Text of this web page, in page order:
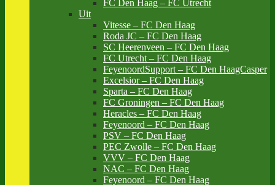
FC Den Haag – FC Utrecht
Uit
Vitesse – FC Den Haag
Roda JC – FC Den Haag
SC Heerenveen – FC Den Haag
FC Utrecht – FC Den Haag
FeyenoordSupport – FC Den HaagCasper
Excelsior – FC Den Haag
Sparta – FC Den Haag
FC Groningen – FC Den Haag
Heracles – FC Den Haag
Feyenoord – FC Den Haag
PSV – FC Den Haag
PEC Zwolle – FC Den Haag
VVV – FC Den Haag
NAC – FC Den Haag
Feyenoord – FC Den Haag